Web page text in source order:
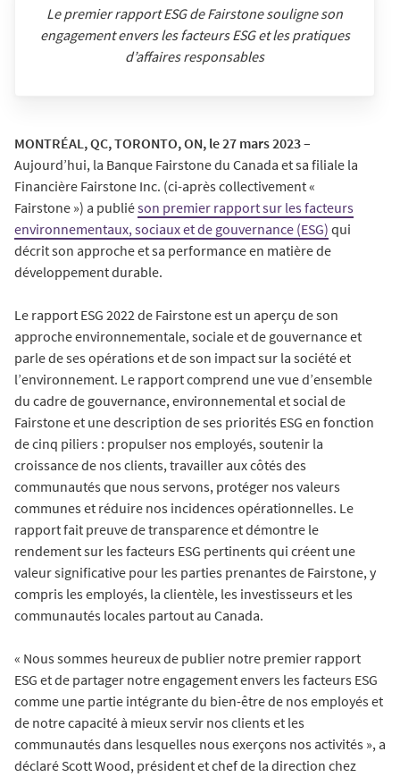
Le premier rapport ESG de Fairstone souligne son
engagement envers les facteurs ESG et les pratiques
d’affaires responsables
MONTRÉAL, QC, TORONTO, ON, le 27 mars 2023–
Aujourd’hui, la Banque Fairstone du Canada et sa filiale la
Financière Fairstone Inc. (ci-après collectivement «
Fairstone ») a publiéson premier rapport sur les facteurs
environnementaux, sociaux et de gouvernance (ESG) qui
décrit son approche et sa performance en matière de
développement durable.
Le rapport ESG 2022 de Fairstone est un aperçu de son
approche environnementale, sociale et de gouvernance et
parle de ses opérations et de son impact sur la société et
l’environnement. Le rapport comprend une vue d’ensemble
du cadre de gouvernance, environnemental et social de
Fairstone et une description de ses priorités ESG en fonction
de cinq piliers : propulser nos employés, soutenir la
croissance de nos clients, travailler aux côtés des
communautés que nous servons, protéger nos valeurs
communes et réduire nos incidences opérationnelles. Le
rapport fait preuve de transparence et démontre le
rendement sur les facteurs ESG pertinents qui créent une
valeur significative pour les parties prenantes de Fairstone, y
compris les employés, la clientèle, les investisseurs et les
communautés locales partout au Canada.
« Nous sommes heureux de publier notre premier rapport
ESG et de partager notre engagement envers les facteurs ESG
comme une partie intégrante du bien-être de nos employés et
de notre capacité à mieux servir nos clients et les
communautés dans lesquelles nous exerçons nos activités », a
déclaré Scott Wood, président et chef de la direction chez